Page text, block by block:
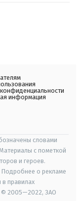
информация
словами
с пометкой
и героев.
Подробнее о рекламе
правилах
© 2005—2022, ЗАО